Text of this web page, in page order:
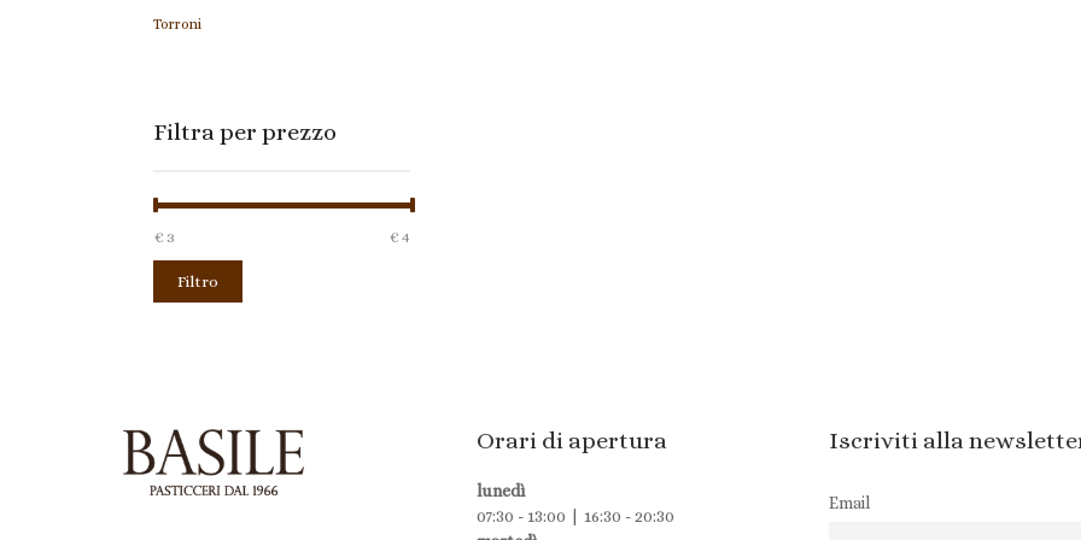
Torroni
Filtra per prezzo
Filtro
€ 3 € 4
Orari di apertura
lunedì
07:30 - 13:00 | 16:30 - 20:30
Iscriviti alla
Email